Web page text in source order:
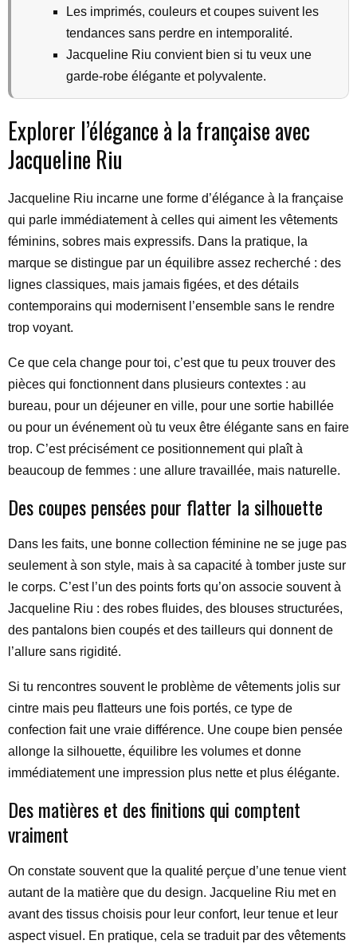
Les imprimés, couleurs et coupes suivent les
tendances sans perdre en intemporalité.
Jacqueline Riu convient bien si tu veux une
garde-robe élégante et polyvalente.
Explorer l’élégance à la française avec
Jacqueline Riu
Jacqueline Riu incarne une forme d’élégance à la française
qui parle immédiatement à celles qui aiment les vêtements
féminins, sobres mais expressifs. Dans la pratique, la
marque se distingue par un équilibre assez recherché : des
lignes classiques, mais jamais figées, et des détails
contemporains qui modernisent l’ensemble sans le rendre
trop voyant.
Ce que cela change pour toi, c’est que tu peux trouver des
pièces qui fonctionnent dans plusieurs contextes : au
bureau, pour un déjeuner en ville, pour une sortie habillée
ou pour un événement où tu veux être élégante sans en faire
trop. C’est précisément ce positionnement qui plaît à
beaucoup de femmes : une allure travaillée, mais naturelle.
Des coupes pensées pour flatter la silhouette
Dans les faits, une bonne collection féminine ne se juge pas
seulement à son style, mais à sa capacité à tomber juste sur
le corps. C’est l’un des points forts qu’on associe souvent à
Jacqueline Riu : des robes fluides, des blouses structurées,
des pantalons bien coupés et des tailleurs qui donnent de
l’allure sans rigidité.
Si tu rencontres souvent le problème de vêtements jolis sur
cintre mais peu flatteurs une fois portés, ce type de
confection fait une vraie différence. Une coupe bien pensée
allonge la silhouette, équilibre les volumes et donne
immédiatement une impression plus nette et plus élégante.
Des matières et des finitions qui comptent
vraiment
On constate souvent que la qualité perçue d’une tenue vient
autant de la matière que du design. Jacqueline Riu met en
avant des tissus choisis pour leur confort, leur tenue et leur
aspect visuel. En pratique, cela se traduit par des vêtements